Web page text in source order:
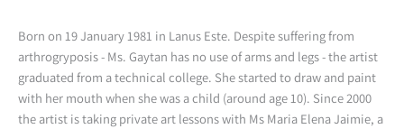
Born on 19 January 1981 in Lanus Este. Despite suffering from
arthrogryposis - Ms. Gaytan has no use of arms and legs - the artist
graduated from a technical college. She started to draw and paint
with her mouth when she was a child (around age 10). Since 2000
the artist is taking private art lessons with Ms Maria Elena Jaimie, a